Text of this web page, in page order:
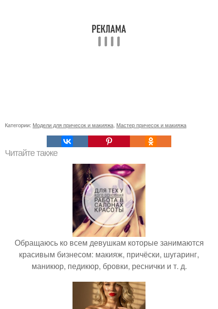
Категории: Модели для причесок и макияжа, Мастер причесок и макияжа
Читайте также
Обращаюсь ко всем девушкам которые занимаются
красивым бизнесом: макияж, причёски, шугаринг,
маникюр, педикюр, бровки, реснички и т. д.